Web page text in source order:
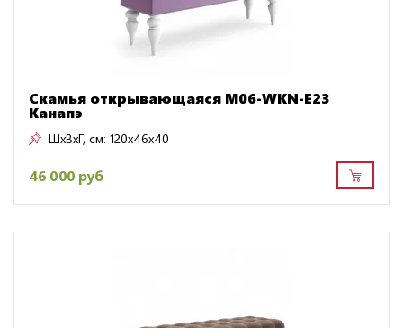
Скамья открывающаяся M06-WKN-E23
Канапэ
ШxВxГ, см: 120x46x40
46 000 руб